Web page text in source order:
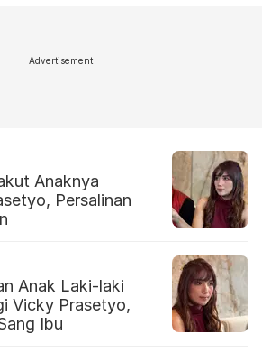
Advertisement
Anaknya
Persalinan
Anak Laki-laki
Vicky Prasetyo,
Ibu